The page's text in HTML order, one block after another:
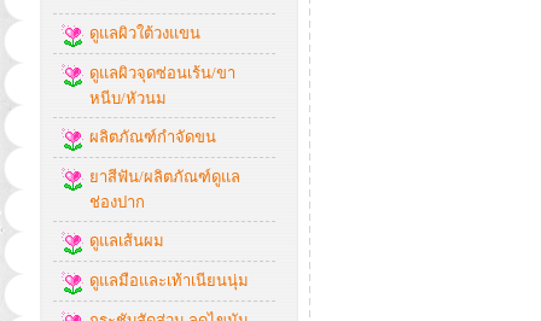
ดูแลผิวใต้วงแขน
ดูแลผิวจุดซ่อนเร้น/ขา
หนีบ/หัวนม
ผลิตภัณฑ์กำจัดขน
ยาสีฟัน/ผลิตภัณฑ์ดูแล
ช่องปาก
ดูแลเส้นผม
ดูแลมือและเท้าเนียนนุ่ม